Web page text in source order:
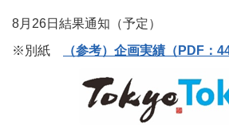
8月26日結果通知（予定）
※別紙
（参考）企画実績（PDF：